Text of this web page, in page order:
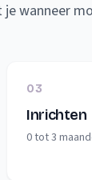
wanneer
03
Inrichten
0 tot 3